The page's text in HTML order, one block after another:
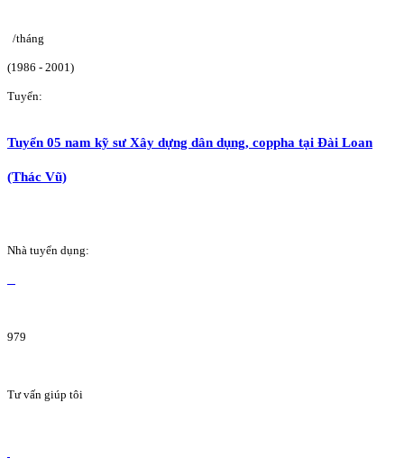
/tháng
(1986 - 2001)
Tuyển:
Tuyển 05 nam kỹ sư Xây dựng dân dụng, coppha tại Đài Loan
(Thác Vũ)
Nhà tuyển dụng:
979
Tư vấn giúp tôi